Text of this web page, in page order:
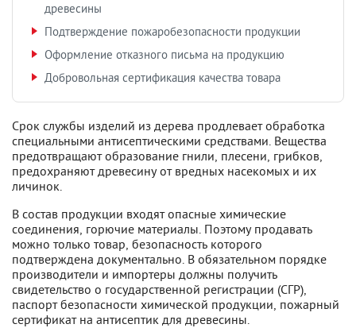
древесины
Подтверждение пожаробезопасности продукции
Оформление отказного письма на продукцию
Добровольная сертификация качества товара
Срок службы изделий из дерева продлевает обработка
специальными антисептическими средствами. Вещества
предотвращают образование гнили, плесени, грибков,
предохраняют древесину от вредных насекомых и их
личинок.
В состав продукции входят опасные химические
соединения, горючие материалы. Поэтому продавать
можно только товар, безопасность которого
подтверждена документально. В обязательном порядке
производители и импортеры должны получить
свидетельство о государственной регистрации (СГР),
паспорт безопасности химической продукции, пожарный
сертификат на антисептик для древесины.